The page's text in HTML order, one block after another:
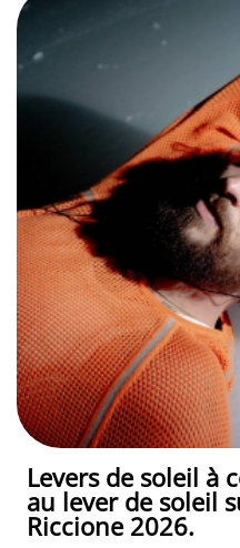
Levers de soleil à
au lever de soleil
Riccione 2026.